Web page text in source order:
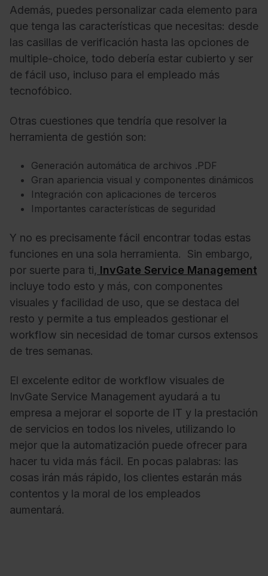
Además, puedes personalizar cada elemento para
que tenga las características que necesitas: desde
las casillas de verificación hasta las opciones de
multiple-choice, todo debería estar cubierto y ser
de fácil uso, incluso para el empleado más
tecnofóbico.
Otras cuestiones que tendría que resolver la
herramienta de gestión son:
Generación automática de archivos .PDF
Gran apariencia visual y componentes dinámicos
Integración con aplicaciones de terceros
Importantes características de seguridad
Y no es precisamente fácil encontrar todas estas
funciones en una sola herramienta. Sin embargo,
por suerte para ti, InvGate Service Management
incluye todo esto y más, con componentes
visuales y facilidad de uso, que se destaca del
resto y permite a tus empleados gestionar el
workflow sin necesidad de tomar cursos extensos
de tres semanas.
El excelente editor de workflow visuales de
InvGate Service Management ayudará a tu
empresa a mejorar el soporte de IT y la prestación
de servicios en todos los niveles, utilizando lo
mejor que la automatización puede ofrecer para
hacer tu vida más fácil. En pocas palabras: las
cosas irán más rápido, los clientes estarán más
contentos y la moral de los empleados
aumentará.